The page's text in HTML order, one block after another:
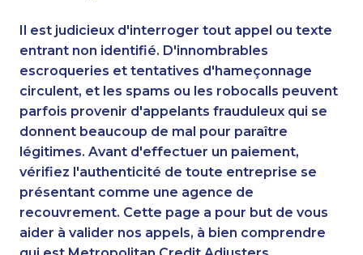
Il est judicieux d'interroger tout appel ou texte
entrant non identifié. D'innombrables
escroqueries et tentatives d'hameçonnage
circulent, et les spams ou les robocalls peuvent
parfois provenir d'appelants frauduleux qui se
donnent beaucoup de mal pour paraître
légitimes. Avant d'effectuer un paiement,
vérifiez l'authenticité de toute entreprise se
présentant comme une agence de
recouvrement. Cette page a pour but de vous
aider à valider nos appels, à bien comprendre